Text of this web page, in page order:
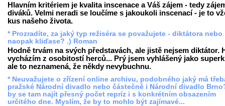
Hlavním kritériem je kvalita inscenace a Váš zájem - tedy
diváků. Velmi neradi se loučíme s jakoukoli inscenací - je to
kus našeho života.
* Prozradíte, za jaký typ režiséra se považujete - diktátora nebo
naopak kliďase? .) Roman
Hodně trvám na svých představách, ale jistě nejsem diktátor.
vycházím z osobitostí herců... Prý jsem vyhlášený jako
ale to neznamená, že někdy nevybuchnu.
* Neuvažujete o zřízení online archivu, podobného jaký má
pražské Národní divadlo nebo částečně i Národní divadlo
by se tam najít přesný počet repríz i s konkrétním obsazením
určitého dne. Myslím, že by to mohlo být zajímavé...